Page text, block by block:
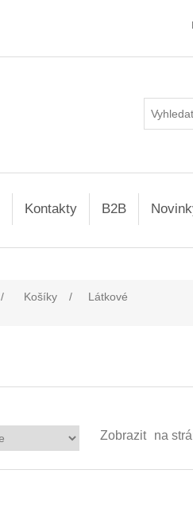
Kontakty B2B
/ Košíky / Látkové
Zobrazit na